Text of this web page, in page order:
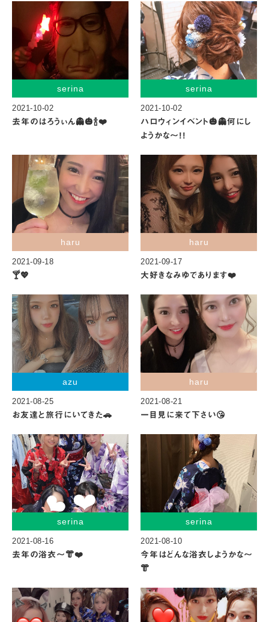
serina
2021-10-02
去年のはろうぃん👻🎃🍾❤️
serina
2021-10-02
ハロウィンイベント🎃👻何にし
ようかな〜!!
haru
2021-09-18
🍸💖
haru
2021-09-17
大好きなみゆであります❤️
azu
2021-08-25
お友達と旅行にいてきた🚗
haru
2021-08-21
一目見に来て下さい😘
serina
2021-08-16
去年の浴衣〜👘❤️
serina
2021-08-10
今年はどんな浴衣しようかな〜
👘